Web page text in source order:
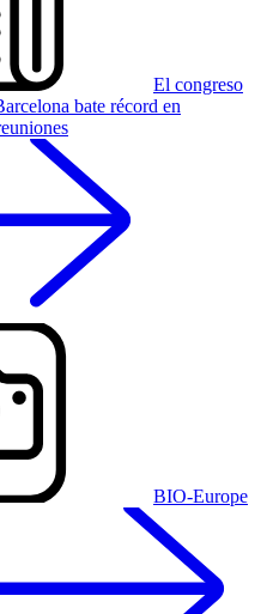
El congreso
bate récord en
BIO-Europe